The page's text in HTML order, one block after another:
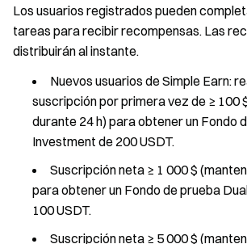
Los usuarios registrados pueden
tareas para recibir recompensas. Las
distribuirán al instante.
Nuevos usuarios de Simple Earn:
suscripción por primera vez de ≥ 100
durante 24 h) para obtener un Fondo
Investment de 200 USDT.
Suscripción neta ≥ 1 000 $
para obtener un Fondo de prueba
100 USDT.
Suscripción neta ≥ 5 000 $